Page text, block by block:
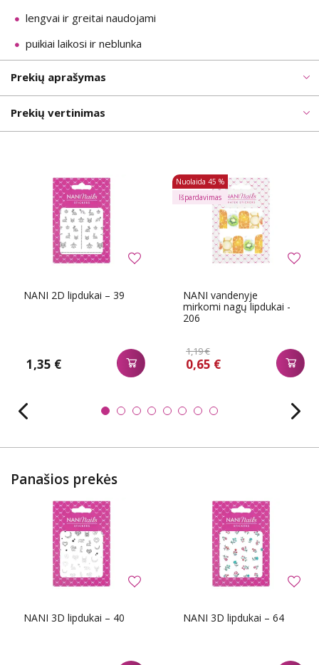
lengvai ir greitai naudojami
puikiai laikosi ir neblunka
Prekių aprašymas
Prekių vertinimas
NANI 2D lipdukai – 39
1,35 €
NANI vandenyje
mirkomi nagų lipdukai -
206
1,19 €
0,65 €
Nuolaida 45 %
Išpardavimas
Panašios prekės
NANI 3D lipdukai – 40 NANI 3D lipdukai – 64